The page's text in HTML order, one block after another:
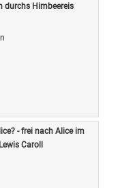
durchs Himbeereis
- frei nach Alice im
Caroll